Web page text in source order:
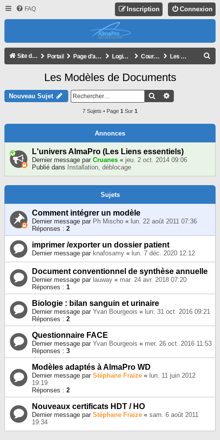
FAQ Connexion
Inscription
Site de l'association Portail Page d'accueil du forum Logiciel AlmaPro Courriers et Documents importés Les Modèles de Documents
Les Modèles de Documents
Nouveau Sujet Rechercher
7 Sujets • Page 1 Sur 1
Annonces
L'univers AlmaPro (Les Liens essentiels)
Dernier message par Cruanes « jeu. 2 oct. 2014 09:06
Publié dans
Installation, déblocage
Sujets
Comment intégrer un modèle
Dernier message par Ph Mischo « lun. 22 août 2011 07:36
Réponses : 2
imprimer /exporter un dossier patient
Dernier message par knafosamy « lun. 7 déc. 2020 12:12
Document conventionnel de synthèse annuelle
Dernier message par lauway « mar. 24 avr. 2018 07:20
Réponses : 1
Biologie : bilan sanguin et urinaire
Dernier message par Yvan Bourgeois « lun. 31 oct. 2016 09:21
Réponses : 2
Questionnaire FACE
Dernier message par Yvan Bourgeois « mer. 26 oct. 2016 11:53
Réponses : 3
Modèles adaptés à AlmaPro WD
Dernier message par Stéphane Fraize « lun. 11 juin 2012
19:19
Réponses : 2
Nouveaux certificats HDT / HO
Dernier message par Stéphane Fraize « sam. 6 août 2011
19:34